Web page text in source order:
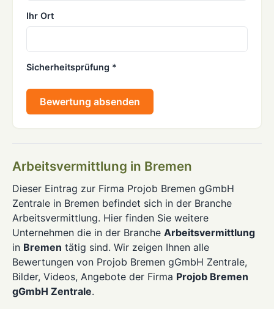
Ihr Ort
Sicherheitsprüfung *
Bewertung absenden
Arbeitsvermittlung in Bremen
Dieser Eintrag zur Firma Projob Bremen gGmbH
Zentrale in Bremen befindet sich in der Branche
Arbeitsvermittlung. Hier finden Sie weitere
Unternehmen die in der Branche Arbeitsvermittlung
in Bremen tätig sind. Wir zeigen Ihnen alle
Bewertungen von Projob Bremen gGmbH Zentrale,
Bilder, Videos, Angebote der Firma Projob Bremen
gGmbH Zentrale.